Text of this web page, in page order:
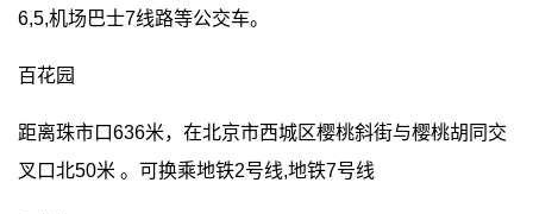
6,5,机场巴士7线路等公交车。
百花园
距离珠市口636米，在北京市西城区樱桃斜街与樱桃胡同交
叉口北50米 。可换乘地铁2号线,地铁7号线